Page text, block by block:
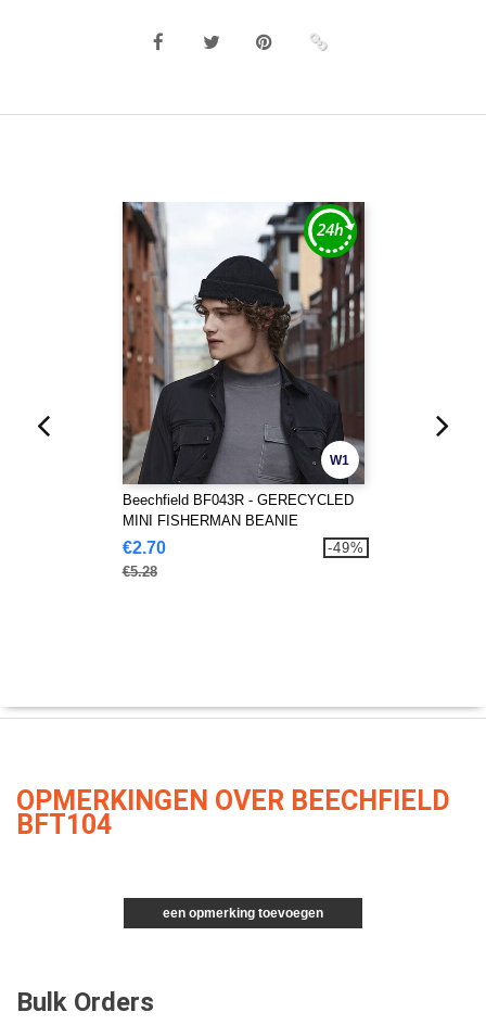
W1
Beechfield BF043R - GERECYCLED
MINI FISHERMAN BEANIE
€2.70
€5.28
-49%
OPMERKINGEN OVER BEECHFIELD
BFT104
een opmerking toevoegen
Bulk Orders